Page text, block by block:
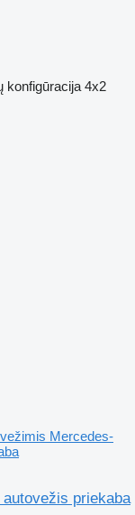
konfigūracija 4x2
Mercedes-
priekaba